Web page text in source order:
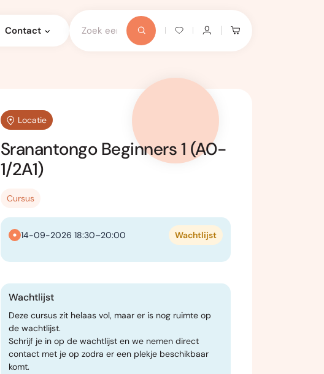
Contact
Locatie
Sranantongo Beginners 1 (A0-
1/2A1)
Cursus
14-09-2026 18:30–20:00 Wachtlijst
Wachtlijst
Deze cursus zit helaas vol, maar er is nog ruimte op
de wachtlijst.
Schrijf je in op de wachtlijst en we nemen direct
contact met je op zodra er een plekje beschikbaar
komt.